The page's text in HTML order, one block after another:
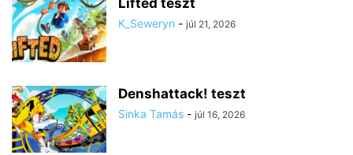
Lifted teszt
K_Seweryn - júl 21, 2026
Denshattack! teszt
Sinka Tamás - júl 16, 2026